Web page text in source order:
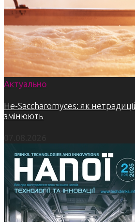
Актуально
Не-Saccharomyces: як
змінюють